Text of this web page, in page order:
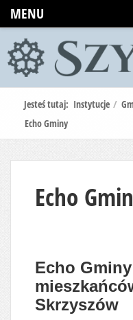
MENU
Jesteś tutaj: Instytucje /
Echo Gminy
Echo
Echo
Skrzyszów